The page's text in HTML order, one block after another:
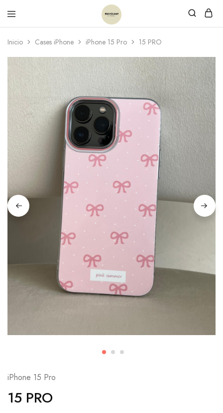
Inicio Cases iPhone iPhone 15 Pro 15 PRO
iPhone 15 Pro
15 PRO